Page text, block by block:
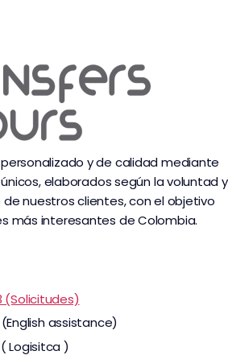
y de calidad mediante
elaborados según la voluntad y
nuestros clientes, con el objetivo
más interesantes de Colombia.
(Solicitudes)
assistance)
Logisitca )